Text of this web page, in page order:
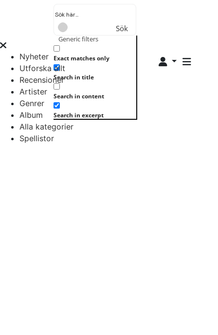
Sök
Generic filters
Exact matches only
Search in title
Search in content
Search in excerpt
Nyheter
Utforska allt
Recensioner
Artister
Genrer
Album
Alla kategorier
Spellistor